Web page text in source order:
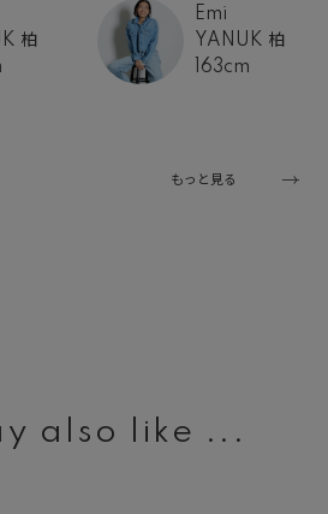
柏
Emi
YANUK 柏
163cm
もっと見る
also like ...